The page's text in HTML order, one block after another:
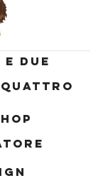
E DUE